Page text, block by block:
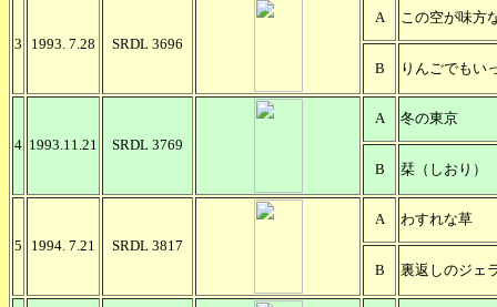
3 1993. 7.28 SRDL 3696
A この空が味方
B りんごでもい
4 1993.11.21 SRDL 3769
A 冬の東京
B 栞（しおり）
5 1994. 7.21 SRDL 3817
A わすれな草
B 裏返しのジェ